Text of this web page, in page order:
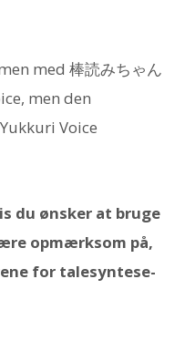
med 棒読みちゃん
men den
Voice
du ønsker at bruge
opmærksom på,
for talesyntese-